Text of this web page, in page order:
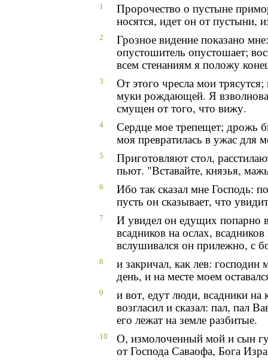
1
Пророчество о пустыне
носятся, идет он от пустыни,
2
Грозное видение показано
опустошитель опустошает;
всем стенаниям я положу
3
От этого чресла мои
муки рождающей. Я
смущен от того, что вижу.
4
Сердце мое трепещет; дрожь
моя превратилась в ужас для
5
Приготовляют стол,
пьют. "Вставайте, князья,
6
Ибо так сказал мне Господь:
пусть он сказывает, что
7
И увидел он едущих попарно
всадников на ослах,
вслушивался он прилежно, с
8
и закричал, как лев: господин
день, и на месте моем
9
и вот, едут люди, всадники
возгласил и сказал: пал, пал
его лежат на земле разбитые.
10
О, измолоченный мой и сын
от Господа Саваофа, Бога